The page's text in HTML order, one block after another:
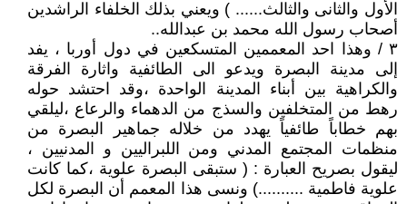
الأول والثانى والثالث...... ) ويعني بذلك الخلفاء الراشدين
أصحاب رسول الله محمد بن عبدالله..
٣ / وهذا احد المعممين المتسكعين في دول أوربا ، يفد
إلى مدينة البصرة ويدعو الى الطائفية واثارة الفرقة
والكراهية بين أبناء المدينة الواحدة ،وقد احتشد حوله
رهط من المتخلفين والسذج من الدهماء والرعاع ،ليلقي
بهم خطاباً طائفياً يهدد من خلاله جماهير البصرة من
منظمات المجتمع المدني ومن اللبراليين و المدنيين ،
ليقول بصريح العبارة : ( ستبقى البصرة علوية ،كما كانت
علوية فاطمية ..........) ونسى هذا المعمم أن البصرة لكل